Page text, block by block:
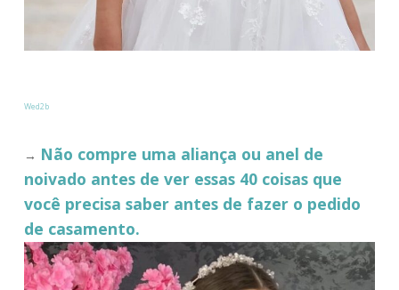
Wed2b
→ Não compre uma aliança ou anel de
noivado antes de ver essas 40 coisas que
você precisa saber antes de fazer o pedido
de casamento.